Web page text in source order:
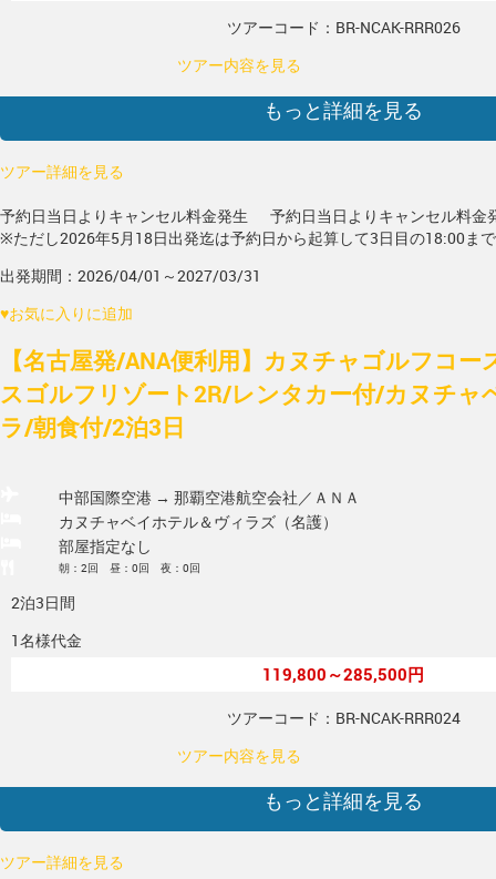
ツアーコード：BR-NCAK-RRR026
ツアー内容を見る
もっと詳細を見る
ツアー詳細を見る
予約日当日よりキャンセル料金発生
予約日当日よりキャンセル料金
※ただし2026年5月18日出発迄は予約日から起算して3日目の18:00ま
出発期間：2026/04/01～2027/03/31
♥お気に入りに追加
【名古屋発/ANA便利用】カヌチャゴルフコ
スゴルフリゾート2R/レンタカー付/カヌチャ
ラ/朝食付/2泊3日
中部国際空港 → 那覇空港航空会社／ＡＮＡ
カヌチャベイホテル＆ヴィラズ（名護）
部屋指定なし
朝：2回 昼：0回 夜：0回
2泊3日間
1名様代金
119,800～285,500円
ツアーコード：BR-NCAK-RRR024
ツアー内容を見る
もっと詳細を見る
ツアー詳細を見る